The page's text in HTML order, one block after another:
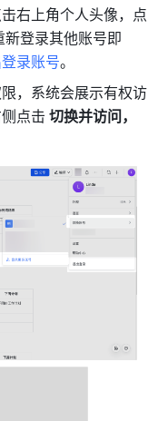
右上角个人头像，点
登录其他账号即
录账号。
，系统会展示有权访
侧点击 切换并访问，